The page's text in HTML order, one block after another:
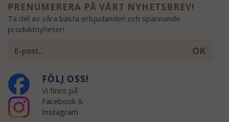
PRENUMERERA PÅ VÅRT NYHETSBREV!
Ta del av våra bästa erbjudanden och spännande
produktnyheter!
OK
FÖLJ OSS!
Vi finns på
Facebook&
Instagram